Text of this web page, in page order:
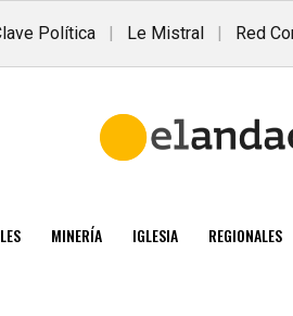
Política | Le Mistral | Red
MINERÍA IGLESIA REGIONALES